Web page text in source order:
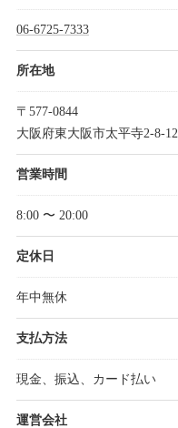
06-6725-7333
所在地
〒577-0844
大阪府東大阪市太平寺2-8-12
営業時間
8:00 〜 20:00
定休日
年中無休
支払方法
現金、振込、カード払い
運営会社